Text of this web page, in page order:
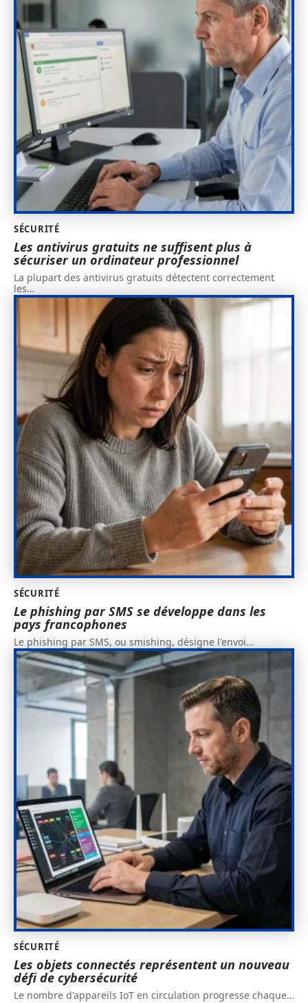
SÉCURITÉ
Les antivirus gratuits ne suffisent plus à
sécuriser un ordinateur professionnel
La plupart des antivirus gratuits détectent correctement
les…
SÉCURITÉ
Le phishing par SMS se développe dans les
pays francophones
Le phishing par SMS, ou smishing, désigne l'envoi…
SÉCURITÉ
Les objets connectés représentent un nouveau
défi de cybersécurité
Le nombre d'appareils IoT en circulation progresse chaque…